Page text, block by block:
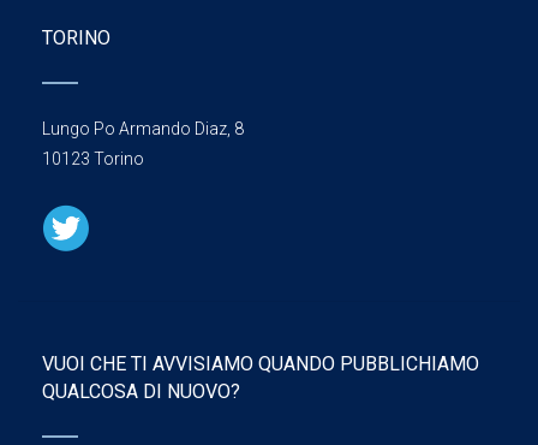
TORINO
Lungo Po Armando Diaz, 8
10123 Torino
VUOI CHE TI AVVISIAMO QUANDO PUBBLICHIAMO
QUALCOSA DI NUOVO?